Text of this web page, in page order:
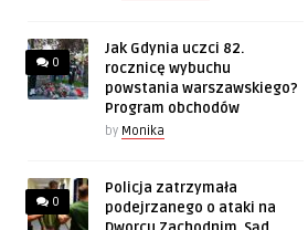
0
Jak Gdynia uczci 82.
rocznicę wybuchu
powstania warszawskiego?
Program obchodów
by Monika
0
Policja zatrzymała
podejrzanego o ataki na